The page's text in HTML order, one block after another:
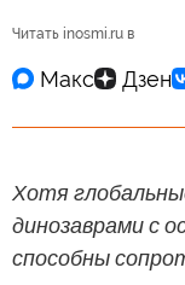
Читать inosmi.ru в
Хотя
динозаврами с
способны